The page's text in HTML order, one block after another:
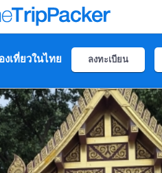
เที่ยวในไทย ลงทะเบียน